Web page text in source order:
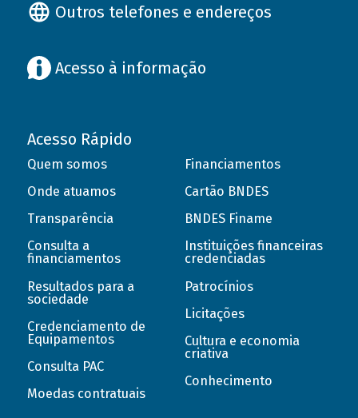
Outros telefones e endereços
Acesso à informação
Acesso Rápido
Quem somos
Onde atuamos
Transparência
Consulta a
financiamentos
Resultados para a
sociedade
Credenciamento de
Equipamentos
Consulta PAC
Moedas contratuais
Financiamentos
Cartão BNDES
BNDES Finame
Instituições financeiras
credenciadas
Patrocínios
Licitações
Cultura e economia
criativa
Conhecimento